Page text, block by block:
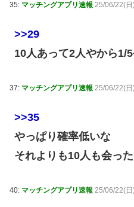
35: マッチングアプリ速報 25/06/22(
>>29
10人あって2人やから1/
37: マッチングアプリ速報 25/06/22(
>>35
やっぱり確率低いな
それよりも10人も会っ
40: マッチングアプリ速報 25/06/22(